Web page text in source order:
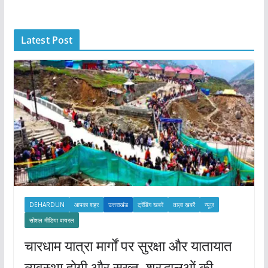
e
s
Latest Post
DEHARDUN आपका शहर उत्तराखंड ट्रेंडिंग खबरें ताज़ा ख़बरें
न्यूज़
सोशल मीडिया वायरल
चारधाम यात्रा मार्गों पर सुरक्षा और यातायात